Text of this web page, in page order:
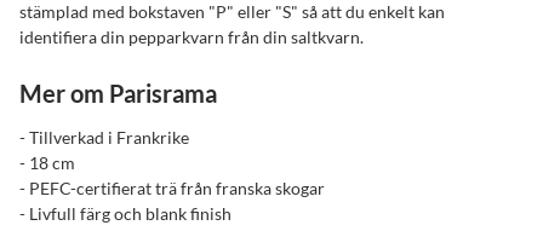
stämplad med bokstaven "P" eller "S" så att du enkelt kan
identifiera din pepparkvarn från din saltkvarn.
Mer om Parisrama
- Tillverkad i Frankrike
- 18 cm
- PEFC-certifierat trä från franska skogar
- Livfull färg och blank finish